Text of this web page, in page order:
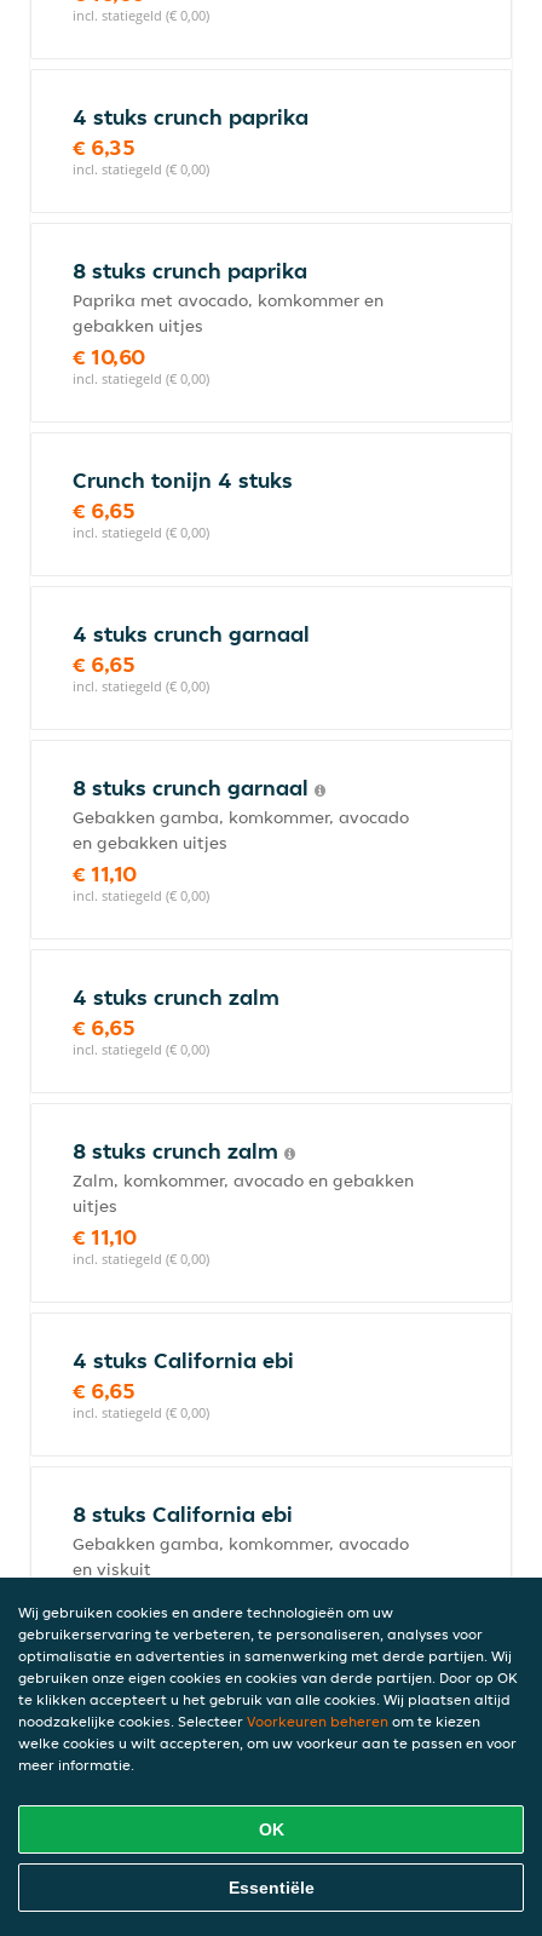
incl. statiegeld (€ 0,00)
4 stuks crunch paprika
€ 6,35
incl. statiegeld (€ 0,00)
8 stuks crunch paprika
Paprika met avocado, komkommer en
gebakken uitjes
€ 10,60
incl. statiegeld (€ 0,00)
Crunch tonijn 4 stuks
€ 6,65
incl. statiegeld (€ 0,00)
4 stuks crunch garnaal
€ 6,65
incl. statiegeld (€ 0,00)
8 stuks crunch garnaal
Gebakken gamba, komkommer, avocado
en gebakken uitjes
€ 11,10
incl. statiegeld (€ 0,00)
4 stuks crunch zalm
€ 6,65
incl. statiegeld (€ 0,00)
8 stuks crunch zalm
Zalm, komkommer, avocado en gebakken
uitjes
€ 11,10
incl. statiegeld (€ 0,00)
4 stuks California ebi
€ 6,65
incl. statiegeld (€ 0,00)
8 stuks California ebi
Gebakken gamba, komkommer, avocado
en viskuit
incl. statiegeld (€ 0,00)
4 stuks California tonijn
€ 6,65
incl. statiegeld (€ 0,00)
8 stuks California tonijn
Tonijn, komkommer, avocado en viskuit
Online Eten Bestellen
Wij gebruiken cookies en andere technologieën om uw
gebruikerservaring te verbeteren, te personaliseren, analyses voor
optimalisatie en advertenties in samenwerking met derde partijen. Wij
gebruiken onze eigen cookies en cookies van derde partijen. Door op OK
te klikken accepteert u het gebruik van alle cookies. Wij plaatsen altijd
noodzakelijke cookies. Selecteer Voorkeuren beheren om te kiezen
welke cookies u wilt accepteren, om uw voorkeur aan te passen en voor
meer informatie.
OK
Essentiële